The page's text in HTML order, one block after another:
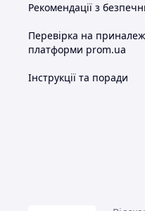
Номер
Повне
Варіанти оплати.
тільки,
отриманні ви
в 100 гривень.
вартість лота
Рекомендації з
Перевірка на
платформи prom.ua
Інструкції та поради